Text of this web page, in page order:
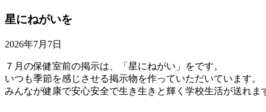
星にねがいを
2026年7月7日
７月の保健室前の掲示は、「星にねがい」をです。
いつも季節を感じさせる掲示物を作っていただいています。
みんなが健康で安心安全で生き生きと輝く学校生活が送れま